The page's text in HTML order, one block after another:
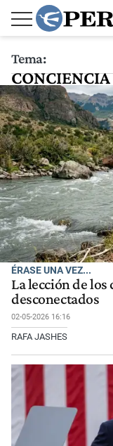
Tema:
ÉRASE UNA VEZ...
La lección de
desconectados
02-05-2026 16:16
RAFA JASHES